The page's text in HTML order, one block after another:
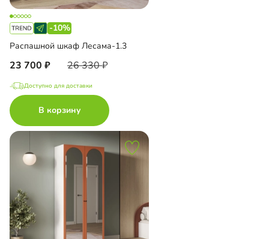
-10%
Распашной шкаф Лесама-1.3
23 700 26 330
Доступно для доставки
В корзину